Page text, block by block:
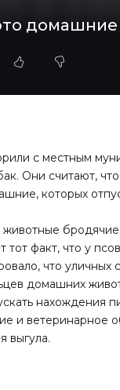
с местным
Они считают,
которых
тот факт, что у
что уличных
домашних
нахождения
и ветеринарное
выгула.